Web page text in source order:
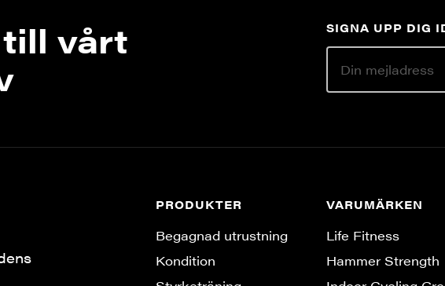
vårt
SIGNA UPP DIG
PRODUKTER
Begagnad utrustning
Kondition
VARUMÄRKEN
Life Fitness
Hammer Strength